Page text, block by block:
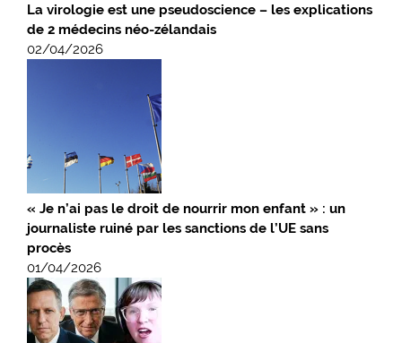
La virologie est une pseudoscience – les explications
de 2 médecins néo-zélandais
02/04/2026
« Je n’ai pas le droit de nourrir mon enfant » : un
journaliste ruiné par les sanctions de l’UE sans
procès
01/04/2026